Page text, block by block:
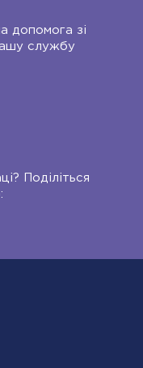
допомога зі
службу
Поділіться